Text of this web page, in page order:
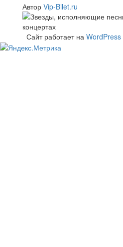
Автор Vip-Bilet.ru
Сайт работает на WordPress